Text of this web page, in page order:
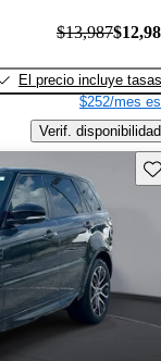
$13,987
El precio incluye tasas
$252/mes
Verif. disponibilidad